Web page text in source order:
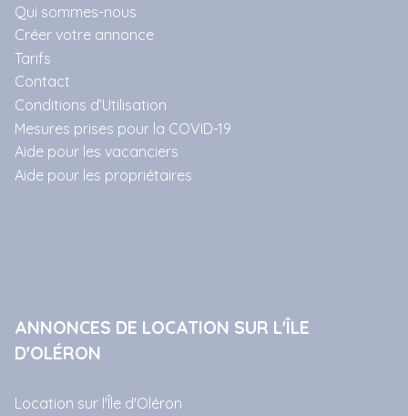
Qui sommes-nous
Créer votre annonce
Tarifs
Contact
Conditions d’Utilisation
Mesures prises pour la COVID-19
Aide pour les vacanciers
Aide pour les propriétaires
ANNONCES DE LOCATION SUR L'ÎLE
D'OLÉRON
Location sur l'Île d'Oléron